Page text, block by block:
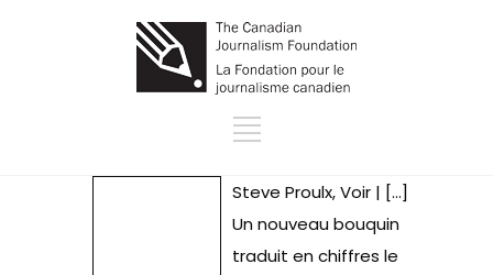
Steve Proulx, Voir | […]
Un nouveau bouquin
traduit en chiffres le